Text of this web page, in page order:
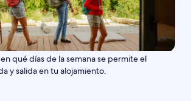
qué días de la semana se permite el
y salida en tu alojamiento.